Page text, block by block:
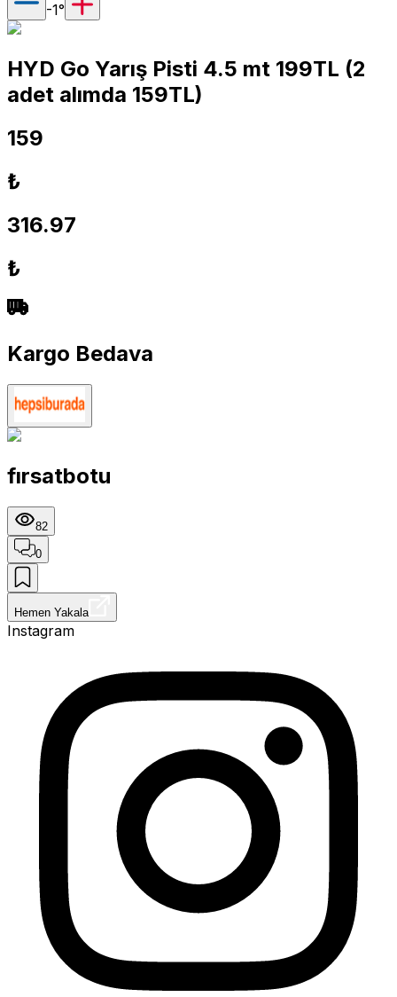
-1°
HYD Go Yarış Pisti 4.5 mt 199TL (2
adet alımda 159TL)
159
₺
316.97
₺
Kargo Bedava
fırsatbotu
82
0
Hemen Yakala
Instagram